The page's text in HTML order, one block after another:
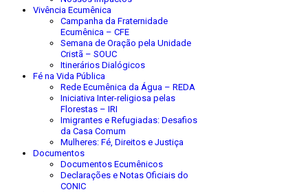
Vivência Ecumênica
Campanha da Fraternidade
Ecumênica – CFE
Semana de Oração pela Unidade
Cristã – SOUC
Itinerários Dialógicos
Fé na Vida Pública
Rede Ecumênica da Água – REDA
Iniciativa Inter-religiosa pelas
Florestas – IRI
Imigrantes e Refugiadas: Desafios
da Casa Comum
Mulheres: Fé, Direitos e Justiça
Documentos
Documentos Ecumênicos
Declarações e Notas Oficiais do
CONIC